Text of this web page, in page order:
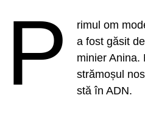
P
rimul om
a fost găsit
minier Anina.
strămoșul
stă în ADN.